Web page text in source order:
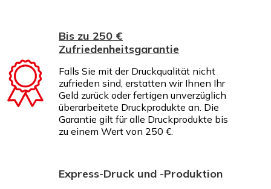
Bis zu 250 €
Zufriedenheitsgarantie
Falls Sie mit der Druckqualität nicht
zufrieden sind, erstatten wir Ihnen Ihr
Geld zurück oder fertigen unverzüglich
überarbeitete Druckprodukte an. Die
Garantie gilt für alle Druckprodukte bis
zu einem Wert von 250 €.
Express-Druck und -Produktion